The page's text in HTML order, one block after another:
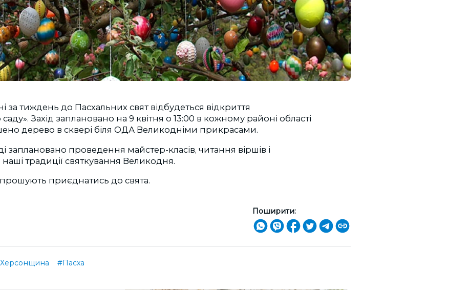
за тиждень до Пасхальних свят відбудеться відкриття
Захід заплановано на 9 квітня о 13:00 в кожному районі області
дерево в сквері біля ОДА Великодніми прикрасами.
заплановано проведення майстер-класів, читання віршів і
традиції святкування Великодня.
приєднатись до свята.
Поширити:
#Пасха